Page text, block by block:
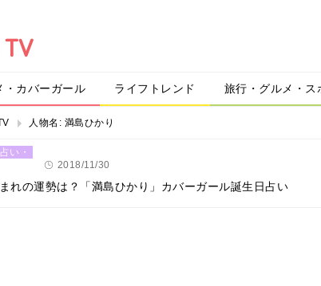
・カバーガール ライフトレンド 旅行・グルメ・ス
人物名: 満島ひかり
い・
2018/11/30
れの運勢は？「満島ひかり」カバーガール誕生日占い